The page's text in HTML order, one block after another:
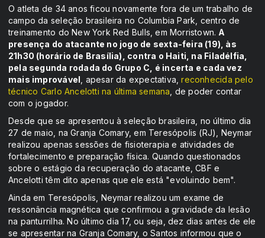
O atleta de 34 anos ficou novamente fora de um trabalho de
campo da seleção brasileira no Columbia Park, centro de
treinamento do New York Red Bulls, em Morristown. A
presença do atacante no jogo de sexta-feira (19), às
21h30 (horário de Brasília), contra o Haiti, na Filadélfia,
pela segunda rodada do Grupo C, é incerta e cada vez
mais improvável , apesar da expectativa, reconhecida pelo
técnico Carlo Ancelotti na última semana , de poder contar
com o jogador.
Desde que se apresentou à seleção brasileira, no último dia
27 de maio, na Granja Comary, em Teresópolis (RJ), Neymar
realizou apenas sessões de fisioterapia e atividades de
fortalecimento e preparação física. Quando questionados
sobre o estágio da recuperação do atacante, CBF e
Ancelotti têm dito apenas que ele está "evoluindo bem".
Ainda em Teresópolis, Neymar realizou um exame de
ressonância magnética que confirmou a gravidade da lesão
na panturrilha. No último dia 17, ou seja, dez dias antes de ele
se apresentar na Granja Comary, o Santos informou que o